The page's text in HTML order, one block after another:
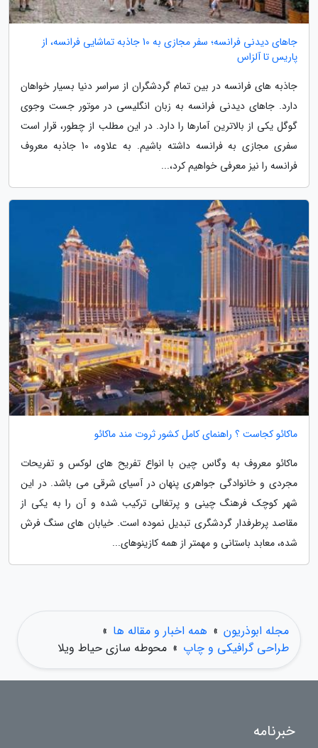
جاهای دیدنی فرانسه؛ سفر مجازی به 10 جاذبه تماشایی فرانسه، از
پاریس تا آلزاس
جاذبه های فرانسه در بین تمام گردشگران از سراسر دنیا بسیار خواهان
دارد. جاهای دیدنی فرانسه به زبان انگلیسی در موتور جست وجوی
گوگل یکی از بالاترین آمارها را دارد. در این مطلب از چطور، قرار است
سفری مجازی به فرانسه داشته باشیم. به علاوه، 10 جاذبه معروف
فرانسه را نیز معرفی خواهیم کرد،...
ماکائو کجاست ؟ راهنمای کامل کشور ثروت مند ماکائو
ماکائو معروف به وگاس چین با انواع تفریح های لوکس و تفریحات
مجردی و خانوادگی جواهری پنهان در آسیای شرقی می باشد. در این
شهر کوچک فرهنگ چینی و پرتغالی ترکیب شده و آن را به یکی از
مقاصد پرطرفدار گردشگری تبدیل نموده است. خیابان های سنگ فرش
شده، معابد باستانی و مهمتر از همه کازینوهای...
مجله ابوذریون » همه اخبار و مقاله ها »
طراحی گرافیکی و چاپ » محوطه سازی حیاط ویلا
خبرنامه